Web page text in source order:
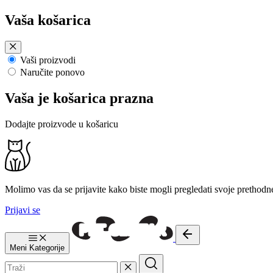
Preskoči
na
sadržaj
Vaša košarica
Vaši proizvodi
Naručite ponovo
Vaša je košarica prazna
Dodajte proizvode u košaricu
Molimo vas da se prijavite kako biste mogli pregledati svoje
Prijavi se
Meni Kategorije